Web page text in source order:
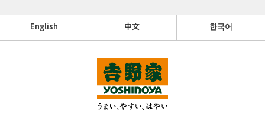
English 中文 한국어